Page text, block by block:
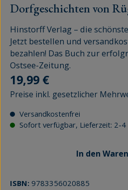
Dorfgeschichten von
Hinstorff Verlag – die
Jetzt bestellen und
bezahlen! Das Buch zur
Ostsee-Zeitung.
Regulärer Preis:
19,99 €
Preise inkl. gesetzlicher
Versandkostenfrei
Sofort verfügbar, Lieferzeit: 2-4
In den
ISBN: 9783356020885